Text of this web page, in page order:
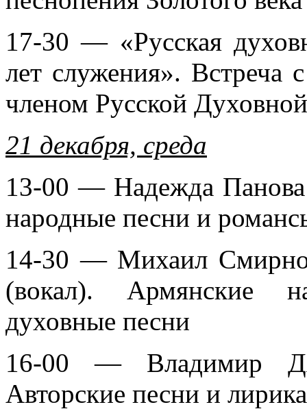
17-30 — «Русская
лет служения». Встреча
членом Русской
21 декабря, среда
13-00 — Надежда Панова
народные песни и
14-30 — Михаил
(вокал). Армянские
духовные песни
16-00 — Владимир
Авторские песни и лирика